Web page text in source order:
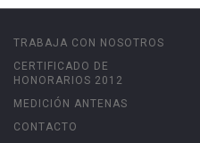
TRABAJA CON NOSOTROS
CERTIFICADO DE
HONORARIOS 2012
MEDICIÓN ANTENAS
CONTACTO